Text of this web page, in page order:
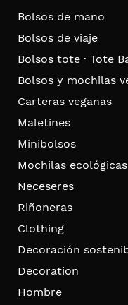
Bolsos de mano
Bolsos de viaje
Bolsos tote · Tote
Bolsos y mochilas
Carteras veganas
Maletines
Minibolsos
Mochilas ecológicas
Neceseres
Riñoneras
Clothing
Decoración
Decoration
Hombre